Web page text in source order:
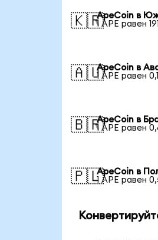
🇰🇷ApeCoin в
1 APE равен
🇦🇺ApeCoin в
1 APE равен
🇧🇷ApeCoin в
1 APE равен
🇵🇱ApeCoin в
1 APE равен